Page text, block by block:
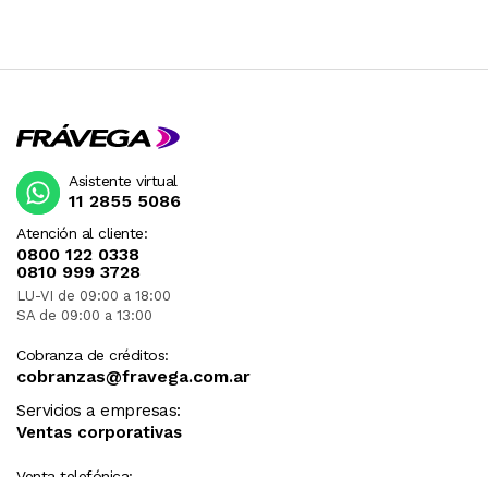
Atención al cliente:
0800 122 0338
0810 999 3728
LU-VI de 09:00 a 18:00
SA de 09:00 a 13:00
Cobranza de créditos:
cobranzas@fravega.com.ar
Servicios a empresas:
Ventas corporativas
Asistente virtual
11 2855 5086